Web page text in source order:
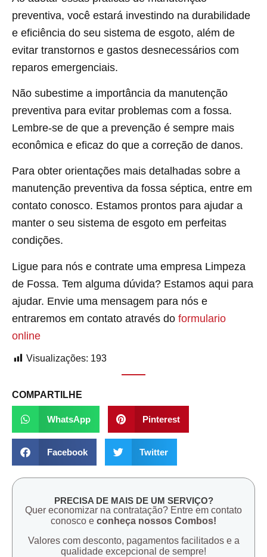
preventiva, você estará investindo na durabilidade
e eficiência do seu sistema de esgoto, além de
evitar transtornos e gastos desnecessários com
reparos emergenciais.
Não subestime a importância da manutenção
preventiva para evitar problemas com a fossa.
Lembre-se de que a prevenção é sempre mais
econômica e eficaz do que a correção de danos.
Para obter orientações mais detalhadas sobre a
manutenção preventiva da fossa séptica, entre em
contato conosco. Estamos prontos para ajudar a
manter o seu sistema de esgoto em perfeitas
condições.
Ligue para nós e contrate uma empresa Limpeza
de Fossa. Tem alguma dúvida? Estamos aqui para
ajudar. Envie uma mensagem para nós e
entraremos em contato através do formulario
online
Visualizações: 193
COMPARTILHE
WhatsApp Pinterest
Facebook Twitter
PRECISA DE MAIS DE UM SERVIÇO?
Quer economizar na contratação? Entre em contato
conosco e conheça nossos Combos!
Valores com desconto, pagamentos facilitados e a
qualidade excepcional de sempre!